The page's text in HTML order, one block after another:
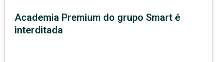
Academia Premium do grupo Smart é
interditada